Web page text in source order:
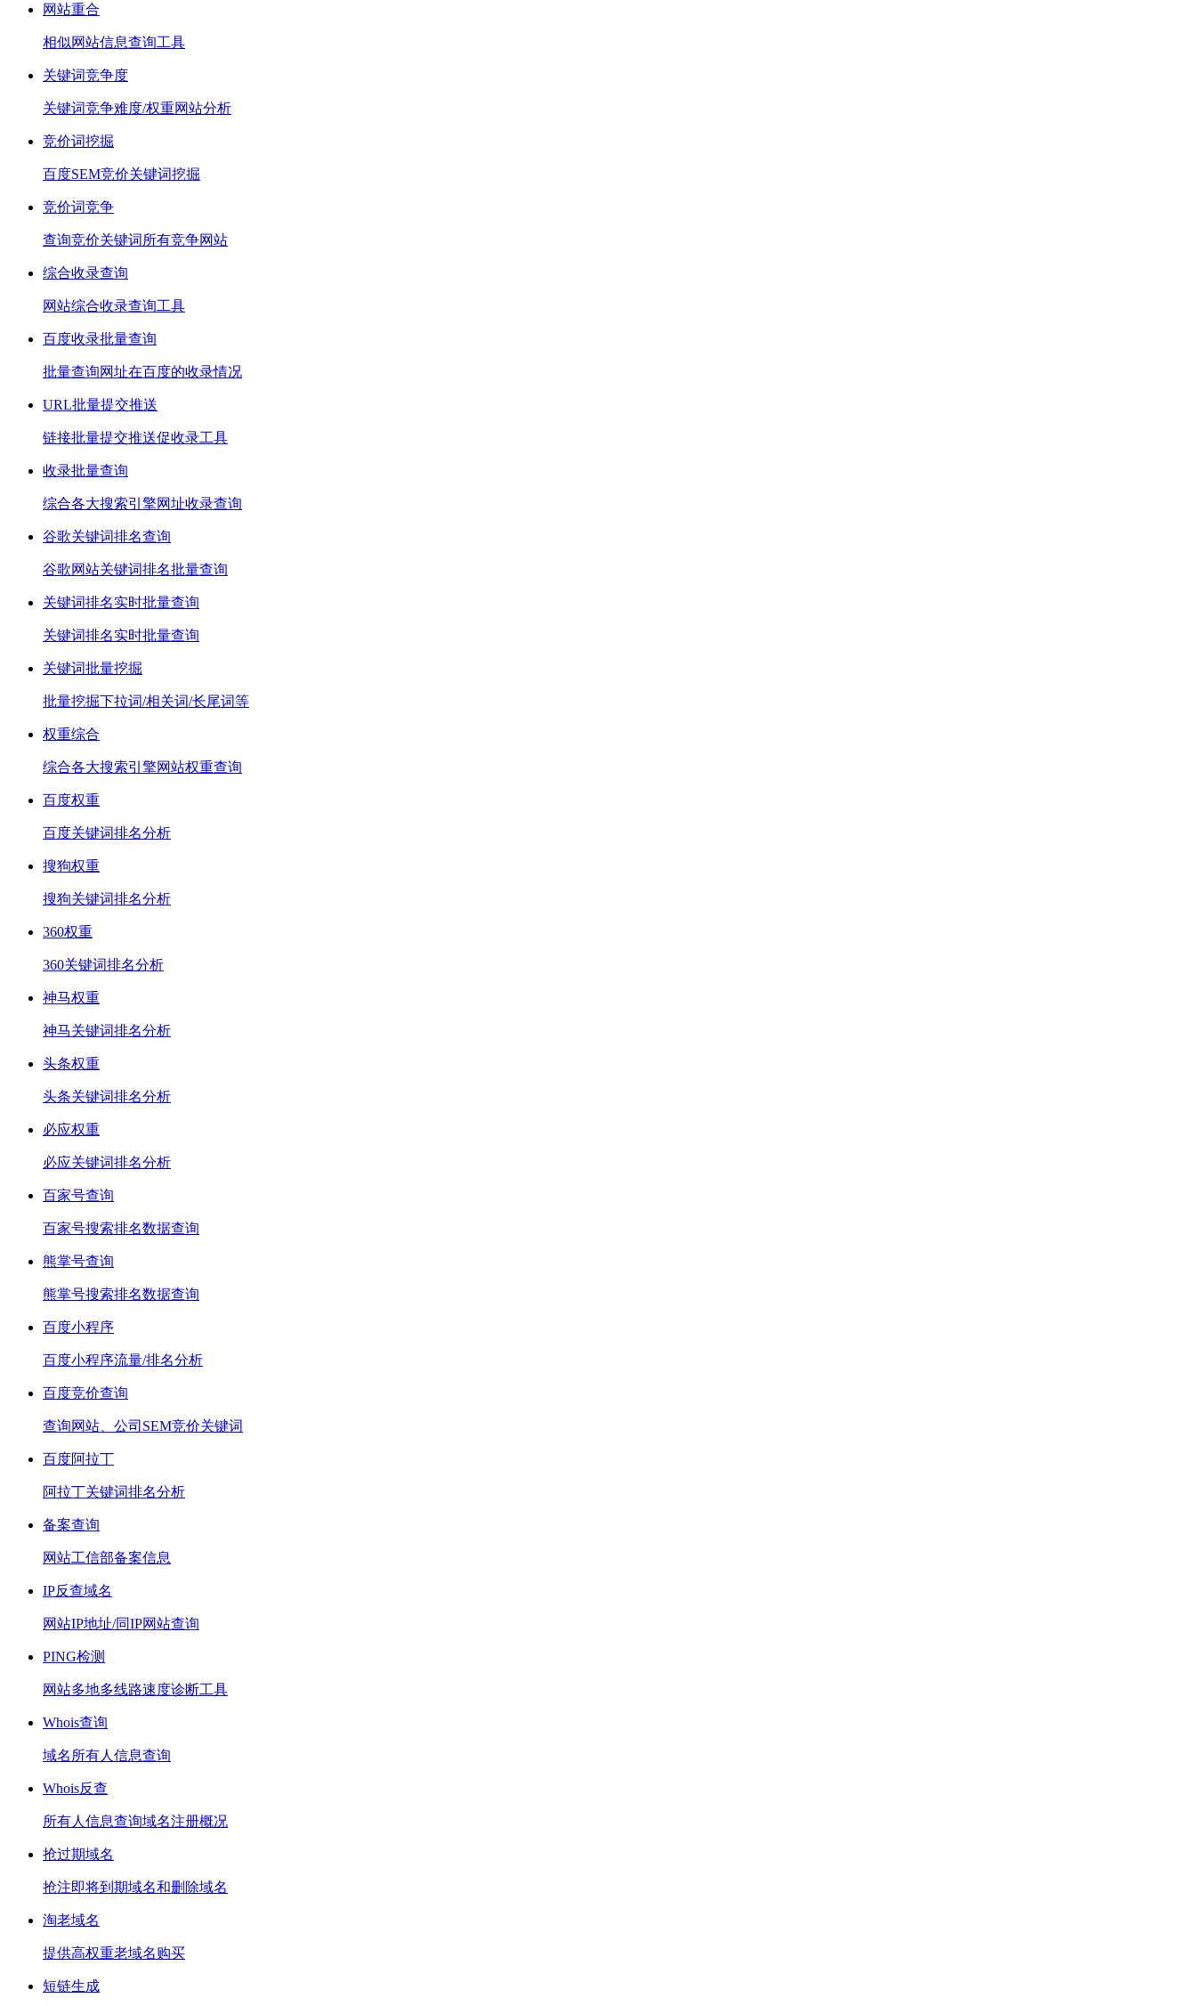
网站重合
相似网站信息查询工具
关键词竞争度
关键词竞争难度/权重网站分析
竞价词挖掘
百度SEM竞价关键词挖掘
竞价词竞争
查询竞价关键词所有竞争网站
综合收录查询
网站综合收录查询工具
百度收录批量查询
批量查询网址在百度的收录情况
URL批量提交推送
链接批量提交推送促收录工具
收录批量查询
综合各大搜索引擎网址收录查询
谷歌关键词排名查询
谷歌网站关键词排名批量查询
关键词排名实时批量查询
关键词排名实时批量查询
关键词批量挖掘
批量挖掘下拉词/相关词/长尾词等
权重综合
综合各大搜索引擎网站权重查询
百度权重
百度关键词排名分析
搜狗权重
搜狗关键词排名分析
360权重
360关键词排名分析
神马权重
神马关键词排名分析
头条权重
头条关键词排名分析
必应权重
必应关键词排名分析
百家号查询
百家号搜索排名数据查询
熊掌号查询
熊掌号搜索排名数据查询
百度小程序
百度小程序流量/排名分析
百度竞价查询
查询网站、公司SEM竞价关键词
百度阿拉丁
阿拉丁关键词排名分析
备案查询
网站工信部备案信息
IP反查域名
网站IP地址/同IP网站查询
PING检测
网站多地多线路速度诊断工具
Whois查询
域名所有人信息查询
Whois反查
所有人信息查询域名注册概况
抢过期域名
抢注即将到期域名和删除域名
淘老域名
提供高权重老域名购买
短链生成